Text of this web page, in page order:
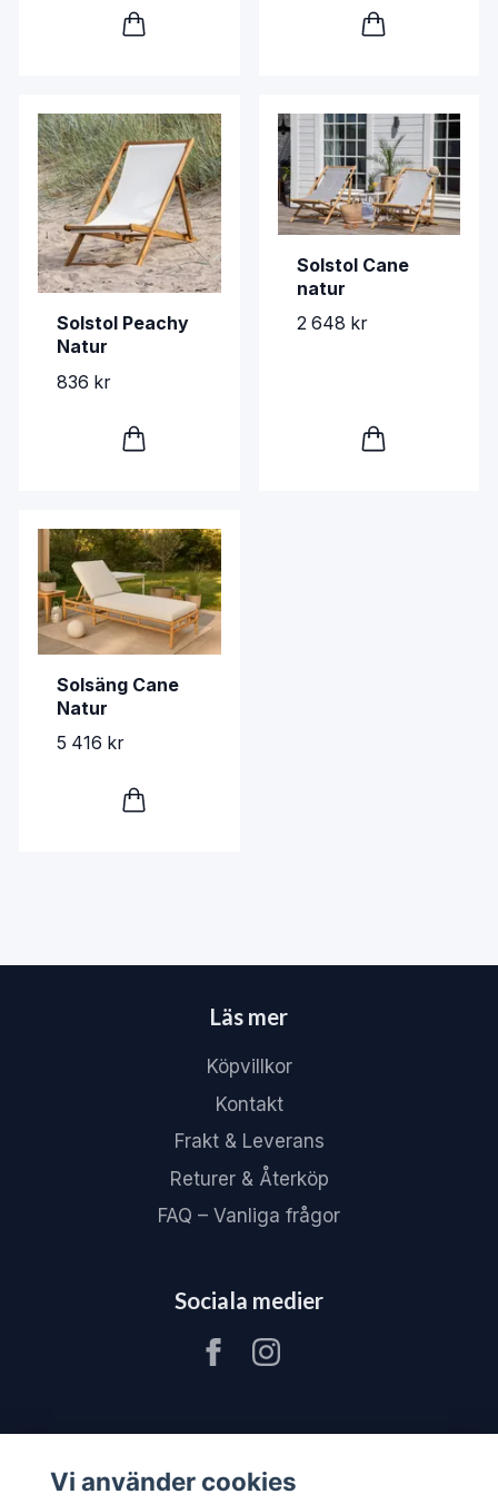
Solstol Peachy
Natur
836 kr
Solstol Cane
natur
2 648 kr
Solsäng Cane
Natur
5 416 kr
Läs mer
Köpvillkor
Kontakt
Frakt & Leverans
Returer & Återköp
FAQ – Vanliga frågor
Sociala medier
Vi använder cookies